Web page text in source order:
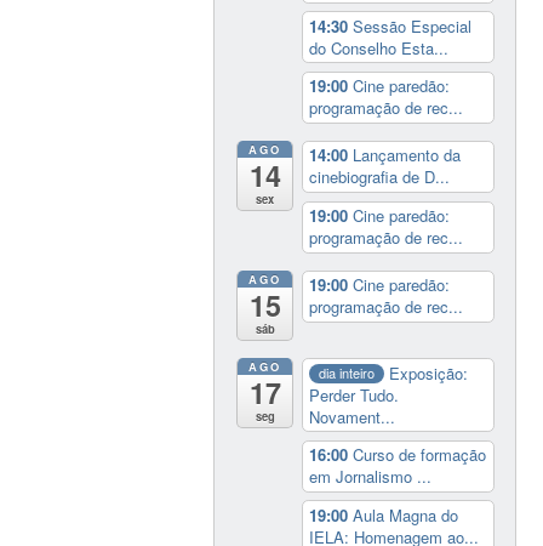
14:30Sessão Especial
do Conselho Esta...
19:00Cine paredão:
programação de rec...
AGO
14
sex
14:00 Lançamento da
cinebiografia de D...
19:00Cine paredão:
programação de rec...
AGO
15
sáb
19:00Cine paredão:
programação de rec...
AGO
17
seg
dia inteiro
Exposição:
Perder Tudo.
Novament...
16:00Curso de formação
em Jornalismo ...
19:00Aula Magna do
IELA: Homenagem ao...